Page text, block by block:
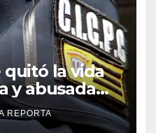
la vida
y abusada
su abuela
REPORTA